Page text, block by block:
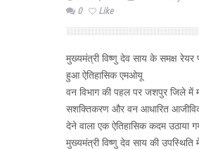
0
Like
मुख्यमंत्री विष्णु देव साय के समक्ष
हुआ ऐतिहासिक एमओयू
वन विभाग की पहल पर जशपुर जिले में
सशक्तिकरण और वन आधारित
देने वाला एक ऐतिहासिक कदम उठाया
मुख्यमंत्री विष्णु देव साय की उपस्थिति